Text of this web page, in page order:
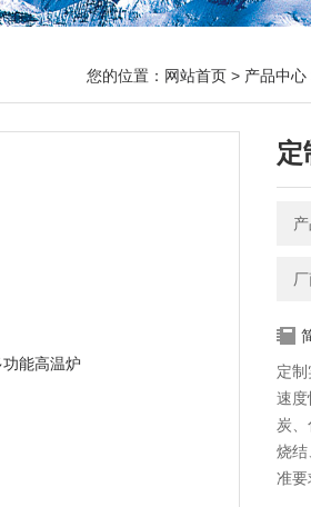
您的位置： 网站首页 > 产品中心
定
定
速度
炭
烧
准要